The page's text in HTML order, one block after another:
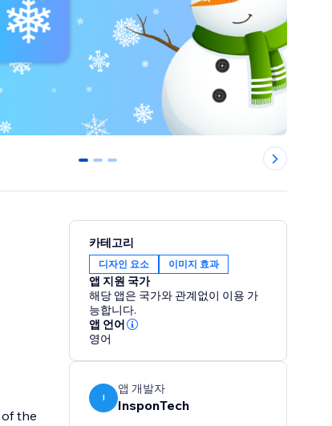
0 1 2
the
카테고리
디자인 요소 이미지 효과
앱 지원 국가
해당 앱은 국가와 관계없이 이용 가
능합니다.
앱 언어
영어
I
앱 개발자
InsponTech